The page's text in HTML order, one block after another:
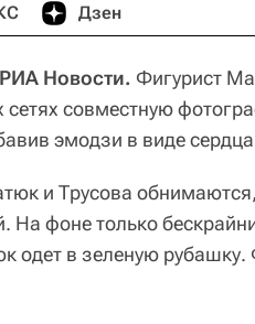
Дзен
Новости. Фигурист
сетях совместную
эмодзи в виде
и Трусова
На фоне только
одет в зеленую рубашку.